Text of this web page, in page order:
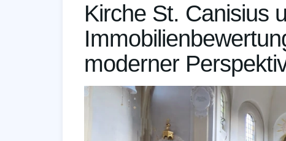
Kirche St. Canisius
moderner